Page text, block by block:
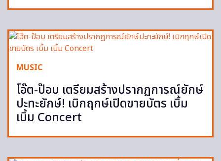
MUSIC
โอ๊ต-ป๊อบ เตรียมสร้างปรากฏการณ์ยักษ์
ปะทะยักษ์! เบิกฤกษ์เปิดขายบัตร เบิ้ม
เบิ้ม Concert